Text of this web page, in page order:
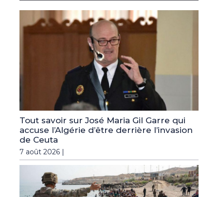
Tout savoir sur José Maria Gil Garre qui
accuse l’Algérie d’être derrière l’invasion
de Ceuta
7 août 2026 |